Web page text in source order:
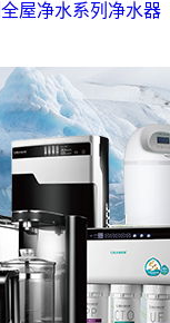
全屋净水系列 净水器